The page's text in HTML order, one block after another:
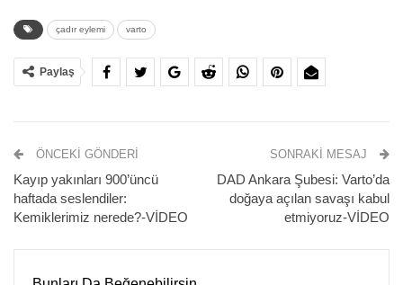
ÇADIR EYLEMİNE DESTEK BÜYÜYOR
Eylemin 7. gününde alana yeni bir çadır daha eklenirken,
çevre köylerden ve sivil toplumdan destek ziyaretleri
çadır eylemi varto
Paylaş
ÖNCEKI GÖNDERI
Kayıp yakınları 900’üncü
haftada seslendiler:
Kemiklerimiz nerede?-VİDEO
SONRAKI MESAJ
DAD Ankara Şubesi: Varto’da
doğaya açılan savaşı kabul
etmiyoruz-VİDEO